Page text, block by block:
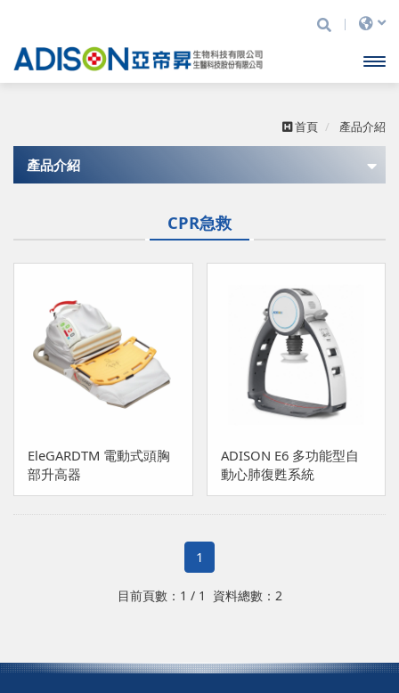
亞
帝
主選
單
首頁 產品介紹
產品介紹
呼吸道插管
訓練器材
CPR急救
生理監測設備
CPR急救
EleGARDTM 電動式頭胸
部升高器
ADISON E6 多功能型自
動心肺復甦系統
1
目前頁數：1 / 1 資料總數：2